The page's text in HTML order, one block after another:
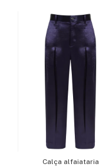
Calça alfaiataria